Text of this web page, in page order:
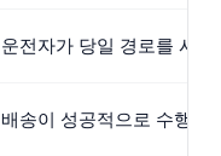
운전자가 당일 경로를 시
배송이 성공적으로 수행되